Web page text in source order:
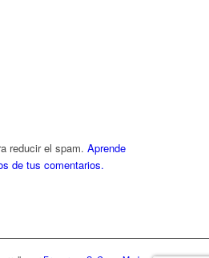
reducir el spam. Aprende
de tus comentarios.